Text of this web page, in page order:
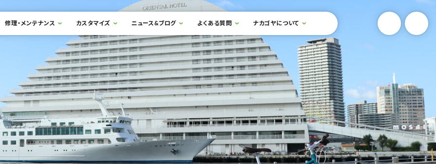
修理・メンテナンス カスタマイズ ニュース&ブログ よくある質問 ナカゴヤについて 検索フォームを開閉する YouTube